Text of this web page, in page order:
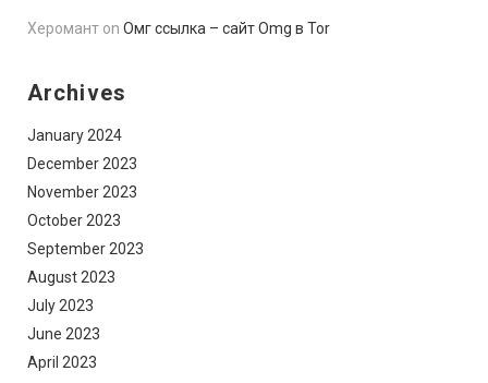
Херомант on Омг ссылка – сайт Omg в Tor
Archives
January 2024
December 2023
November 2023
October 2023
September 2023
August 2023
July 2023
June 2023
April 2023